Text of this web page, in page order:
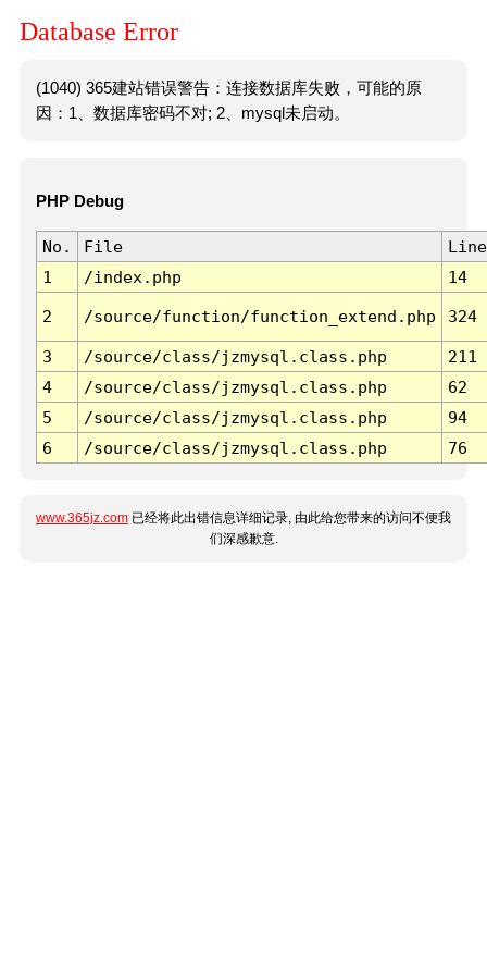
Database Error
(1040) 365建站错误警告：连接数据库失败，可能的原
因：1、数据库密码不对; 2、mysql未启动。
PHP Debug
No. File
Line
1
/index.php 14
2 /source/function/function_extend.php 324
3 /source/class/jzmysql.class.php
211
4
/source/class/jzmysql.class.php
62
5
/source/class/jzmysql.class.php
94
6
/source/class/jzmysql.class.php 76
www.365jz.com 已经将此出错信息详细记录, 由此给您带来的访问不便我
们深感歉意.